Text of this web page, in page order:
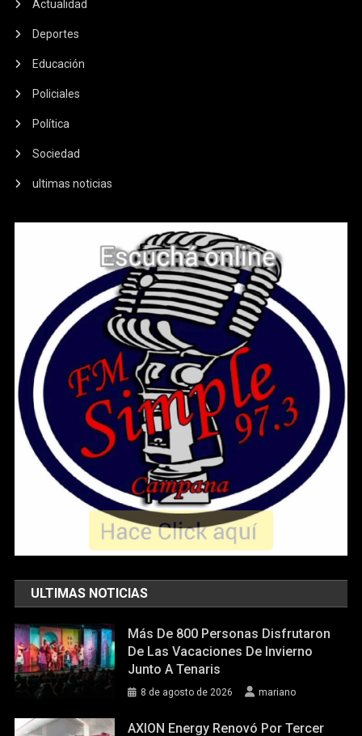
Actualidad
Deportes
Educación
Policiales
Política
Sociedad
ultimas noticias
ULTIMAS NOTICIAS
Más De 800 Personas Disfrutaron
De Las Vacaciones De Invierno
Junto A Tenaris
8 de agosto de 2026 mariano
AXION Energy Renovó Por Tercer